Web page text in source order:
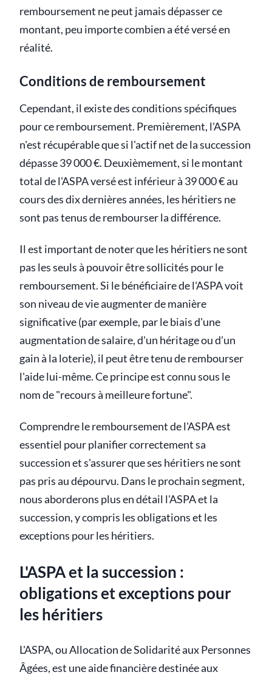
remboursement ne peut jamais dépasser ce
montant, peu importe combien a été versé en
réalité.
Conditions de remboursement
Cependant, il existe des conditions spécifiques
pour ce remboursement. Premièrement, l'ASPA
n'est récupérable que si l'actif net de la succession
dépasse 39 000 €. Deuxièmement, si le montant
total de l'ASPA versé est inférieur à 39 000 € au
cours des dix dernières années, les héritiers ne
sont pas tenus de rembourser la différence.
Il est important de noter que les héritiers ne sont
pas les seuls à pouvoir être sollicités pour le
remboursement. Si le bénéficiaire de l'ASPA voit
son niveau de vie augmenter de manière
significative (par exemple, par le biais d'une
augmentation de salaire, d'un héritage ou d'un
gain à la loterie), il peut être tenu de rembourser
l'aide lui-même. Ce principe est connu sous le
nom de "recours à meilleure fortune".
Comprendre le remboursement de l'ASPA est
essentiel pour planifier correctement sa
succession et s'assurer que ses héritiers ne sont
pas pris au dépourvu. Dans le prochain segment,
nous aborderons plus en détail l'ASPA et la
succession, y compris les obligations et les
exceptions pour les héritiers.
L'ASPA et la succession :
obligations et exceptions pour
les héritiers
L'ASPA, ou Allocation de Solidarité aux Personnes
Âgées, est une aide financière destinée aux